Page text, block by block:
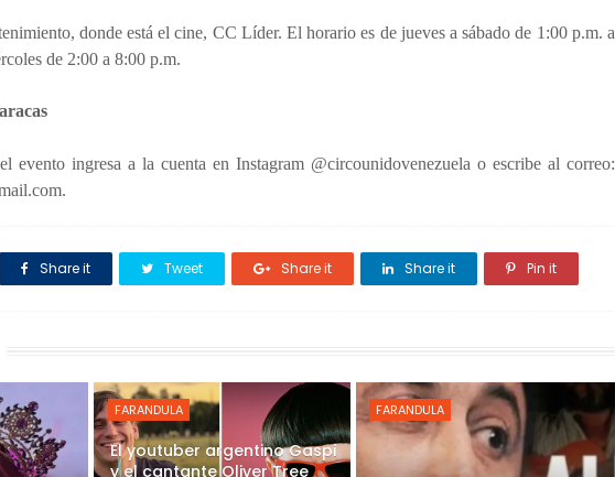
donde está el cine, CC Líder. El horario es de jueves a sábado de 1:00 p.m. a
de 2:00 a 8:00 p.m.
evento ingresa a la cuenta en Instagram @circounidovenezuela o escribe al correo:
Share it Tweet Share it Share it Pin it
FARANDULA
El youtuber argentino Gaspi
y el cantante Oliver Tree
FARANDULA